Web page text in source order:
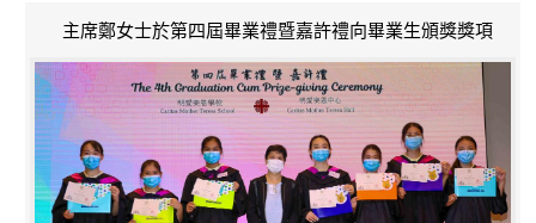
主席鄭女士於第四屆畢業禮暨嘉許禮向畢業生頒獎獎項